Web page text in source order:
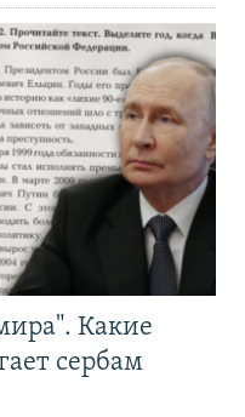
Какие
сербам